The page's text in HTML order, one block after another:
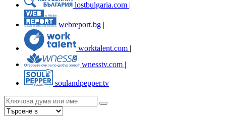
lostbulgaria.com |
webreport.bg
worktalent.com |
wnesstv.com |
soulandpepper.tv